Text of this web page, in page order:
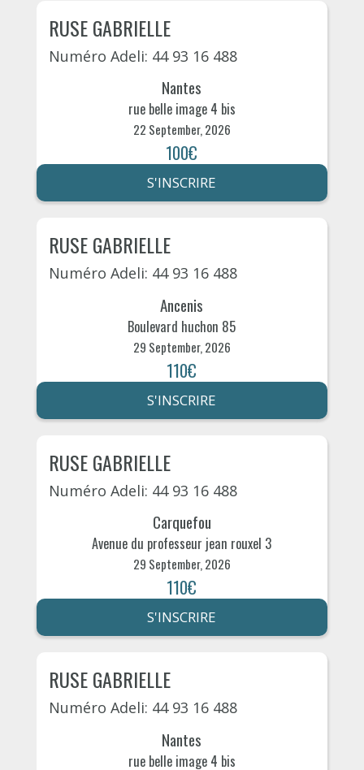
RUSE GABRIELLE
Numéro Adeli: 44 93 16 488
Nantes
rue belle image 4 bis
22 September, 2026
100€
S'INSCRIRE
RUSE GABRIELLE
Numéro Adeli: 44 93 16 488
Ancenis
Boulevard huchon 85
29 September, 2026
110€
S'INSCRIRE
RUSE GABRIELLE
Numéro Adeli: 44 93 16 488
Carquefou
Avenue du professeur jean rouxel 3
29 September, 2026
110€
S'INSCRIRE
RUSE GABRIELLE
Numéro Adeli: 44 93 16 488
Nantes
rue belle image 4 bis